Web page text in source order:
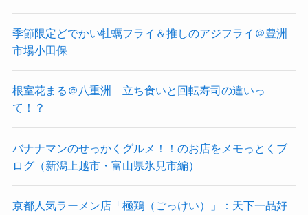
季節限定どでかい牡蠣フライ＆推しのアジフライ＠豊洲
市場小田保
根室花まる＠八重洲 立ち食いと回転寿司の違いっ
て！？
バナナマンのせっかくグルメ！！のお店をメモっとくブ
ログ（新潟上越市・富山県氷見市編）
京都人気ラーメン店「極鶏（ごっけい）」：天下一品好